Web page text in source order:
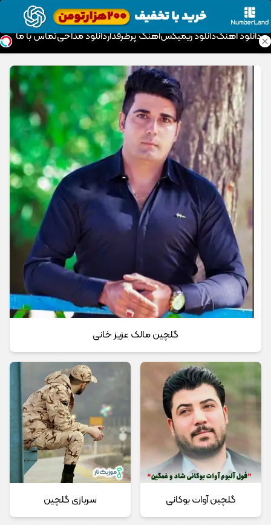
موزیک تار
دانلود آهنگدانلود ریمیکسآهنگ پرطرفداردانلود مداحیتماس با ما
گلچین مالک عزیز خانی
گلچین آوات بوکانی سربازی گلچین